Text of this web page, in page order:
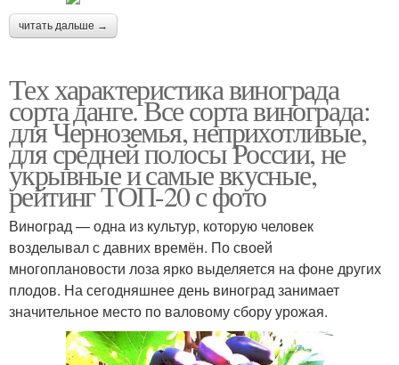
читать дальше →
Тех характеристика винограда
сорта данге. Все сорта винограда:
для Черноземья, неприхотливые,
для средней полосы России, не
укрывные и самые вкусные,
рейтинг ТОП-20 с фото
Виноград — одна из культур, которую человек
возделывал с давних времён. По своей
многоплановости лоза ярко выделяется на фоне других
плодов. На сегодняшнее день виноград занимает
значительное место по валовому сбору урожая.